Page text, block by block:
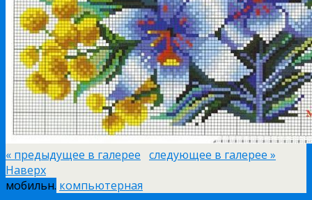
« предыдущее в галерее следующее в галерее »
Наверх
мобильн. компьютерная